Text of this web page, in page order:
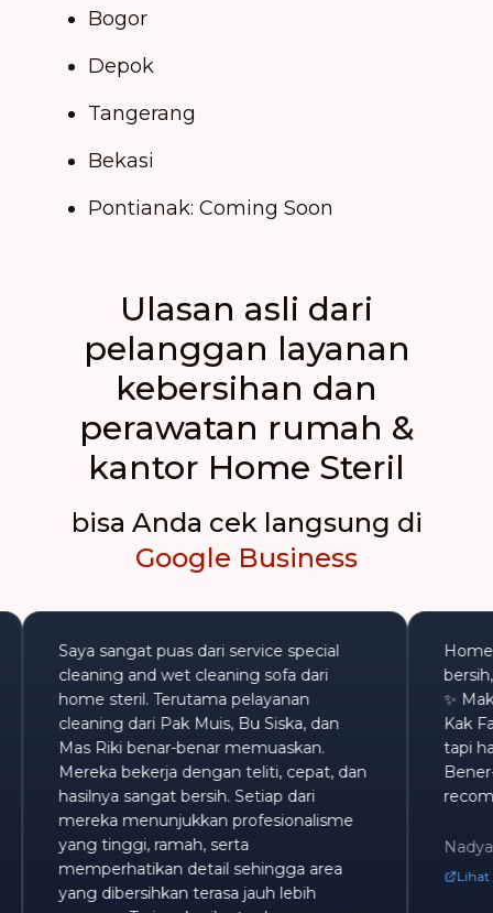
Bogor
Depok
Tangerang
Bekasi
Pontianak: Coming Soon
Ulasan asli dari
pelanggan layanan
kebersihan dan
perawatan rumah &
kantor Home Steril
bisa Anda cek langsung di
Google Business
Saya sangat puas dari service special
cleaning and wet cleaning sofa dari
home steril. Terutama pelayanan
cleaning dari Pak Muis, Bu Siska, dan
Mas Riki benar-benar memuaskan.
Mereka bekerja dengan teliti, cepat, dan
hasilnya sangat bersih. Setiap dari
mereka menunjukkan profesionalisme
yang tinggi, ramah, serta
memperhatikan detail sehingga area
yang dibersihkan terasa jauh lebih